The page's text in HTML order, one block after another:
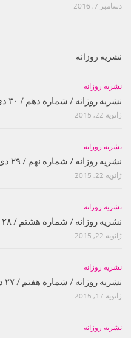
دسامبر 7, 2016
نشریه روزانه
نشریه روزانه
نشریه روزانه / شماره دهم / ۳۰ دی
ژانویه 22, 2015
نشریه روزانه
نشریه روزانه / شماره نهم / ۲۹ دی
ژانویه 22, 2015
نشریه روزانه
نشریه روزانه / شماره هشتم / ۲۸ دی
ژانویه 22, 2015
نشریه روزانه
نشریه روزانه / شماره هفتم / ۲۷ دی
ژانویه 17, 2015
نشریه روزانه